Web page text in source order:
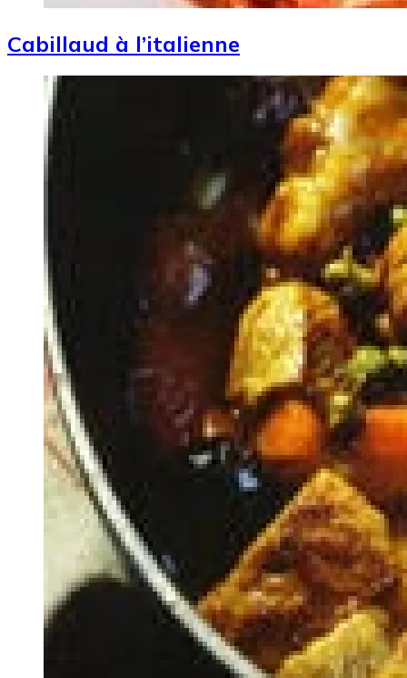
Cabillaud à l’italienne
Image